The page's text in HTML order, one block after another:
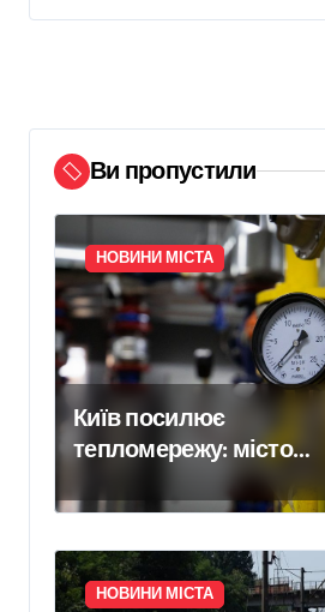
Ви пропустили
НОВИНИ МІСТА
Київ посилює
тепломережу: місто
спільно з Агентством
відновлення
потужності понад 1,5
НОВИНИ МІСТА